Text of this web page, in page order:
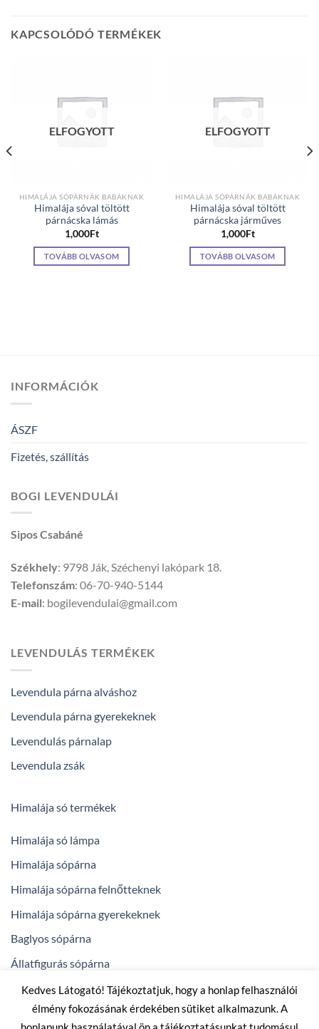
KAPCSOLÓDÓ TERMÉKEK
ELFOGYOTT
HIMALÁJA SÓPÁRNÁK BABÁKNAK
Himalája sóval töltött
párnácska lámás
1,000Ft
TOVÁBB OLVASOM
ELFOGYOTT
HIMALÁJA SÓPÁRNÁK BABÁKNAK
Himalája sóval töltött
párnácska járműves
1,000Ft
TOVÁBB OLVASOM
INFORMÁCIÓK
ÁSZF
Fizetés, szállítás
BOGI LEVENDULÁI
Sipos Csabáné
Székhely: 9798 Ják, Széchenyi lakópark 18.
Telefonszám: 06-70-940-5144
E-mail: bogilevendulai@gmail.com
LEVENDULÁS TERMÉKEK
Levendula párna alváshoz
Levendula párna gyerekeknek
Levendulás párnalap
Levendula zsák
Himalája só termékek
Himalája só lámpa
Himalája sópárna
Himalája sópárna felnőtteknek
Himalája sópárna gyerekeknek
Baglyos sópárna
Állatfigurás sópárna
powered byarenadigital.hu
Kedves Látogató! Tájékoztatjuk, hogy a honlap felhasználói
élmény fokozásának érdekében sütiket alkalmazunk. A